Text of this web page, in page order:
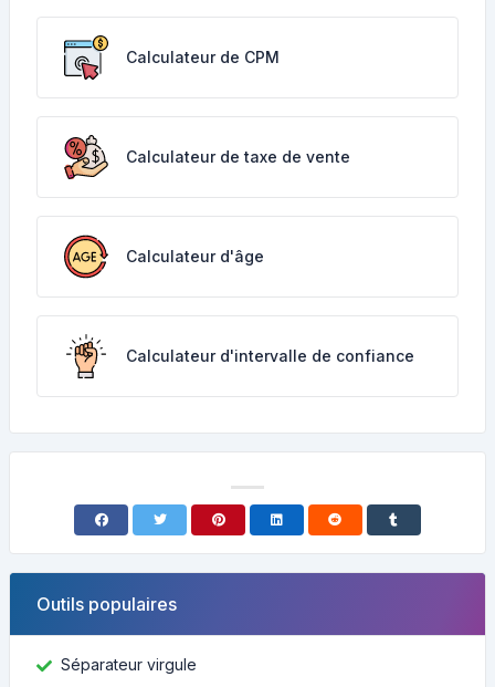
Calculateur de CPM
Calculateur de taxe de vente
Calculateur d'âge
Calculateur d'intervalle de confiance
Outils populaires
Séparateur virgule